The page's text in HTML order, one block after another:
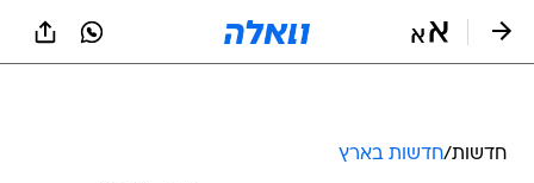
חדשות/חדשות בארץ